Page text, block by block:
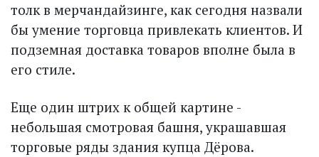
толк в мерчандайзинге, как сегодня назвали
бы умение торговца привлекать клиентов. И
подземная доставка товаров вполне была в
его стиле.
Еще один штрих к общей картине -
небольшая смотровая башня, украшавшая
торговые ряды здания купца Дёрова.